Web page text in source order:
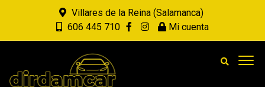
Villares de la Reina (Salamanca)
606 445 710
Mi cuenta